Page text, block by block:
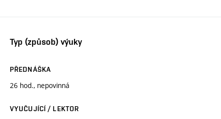
Typ (způsob) výuky
PŘEDNÁŠKA
26 hod., nepovinná
VYUČUJÍCÍ / LEKTOR